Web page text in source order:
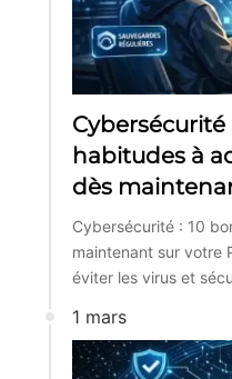
Cybersécurité
habitudes à
dès
Cybersécurité : 10
maintenant sur votre
éviter les virus et
1 mars